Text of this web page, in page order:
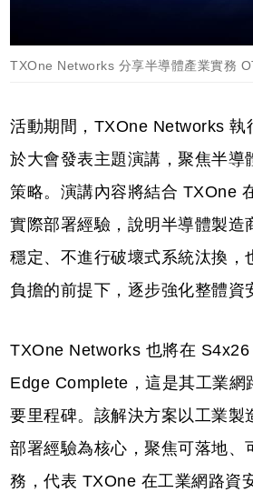
TXOne Networks 分享半導體產業實務
活動期間，TXOne Networks 執
於大會發表主題演講，聚焦半導
策略。演講內容將結合 TXOne
實際部署經驗，說明半導體製造
穩定、不進行破壞式系統汰換，
負擔的前提下，逐步強化整體資
TXOne Networks 也將在 S4x26
Edge Complete，這是其工業網
要里程碑。該解決方案以工業製
部署經驗為核心，聚焦可落地、
務，代表 TXOne 在工業網路資